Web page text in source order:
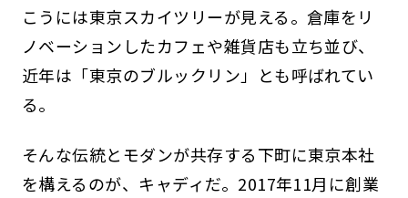
こうには東京スカイツリーが見える。倉庫をリ
ノベーションしたカフェや雑貨店も立ち並び、
近年は「東京のブルックリン」とも呼ばれてい
る。
そんな伝統とモダンが共存する下町に東京本社
を構えるのが、キャディだ。2017年11月に創業